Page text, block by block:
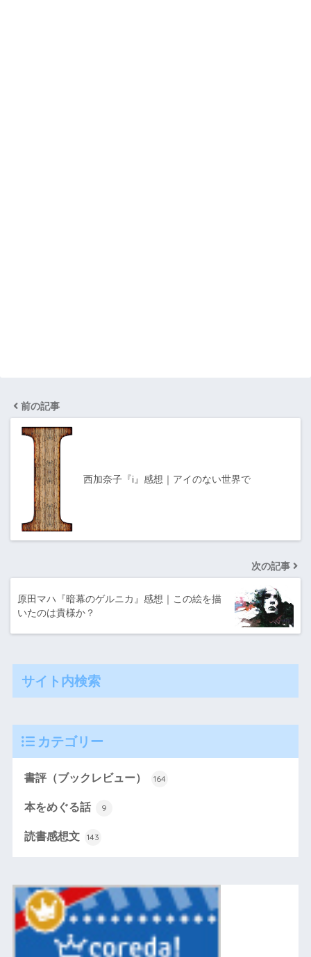
前の記事
西加奈子『i』感想｜アイのない世界で
次の記事
原田マハ『暗幕のゲルニカ』感想｜この絵を描
いたのは貴様か？
サイト内検索
カテゴリー
書評（ブックレビュー） 164
本をめぐる話 9
読書感想文 143